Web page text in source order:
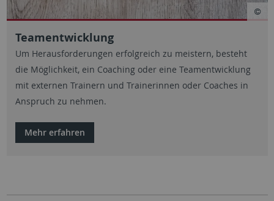
Teamentwicklung
Um Herausforderungen erfolgreich zu meistern, besteht
die Möglichkeit, ein Coaching oder eine Teamentwicklung
mit externen Trainern und Trainerinnen oder Coaches in
Anspruch zu nehmen.
Mehr erfahren